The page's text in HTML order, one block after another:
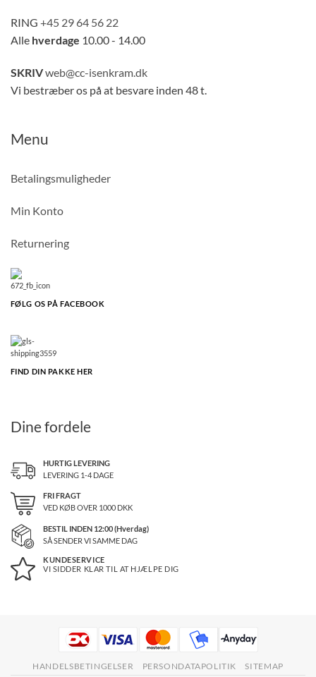
RING +45 29 64 56 22
Alle hverdage 10.00 - 14.00
SKRIVweb@cc-isenkram.dk
Vi bestræber os på at besvare inden 48 t.
Menu
Betalingsmuligheder
Min Konto
Returnering
FØLG OS PÅ FACEBOOK
FIND DIN PAKKE HER
Dine fordele
HURTIG LEVERING
LEVERING 1-4 DAGE
FRI FRAGT
VED KØB OVER 1000DKK
BESTIL INDEN 12:00 (Hverdag)
SÅ SENDER VI SAMME DAG
KUNDESERVICE
VI SIDDER KLAR TIL AT HJÆLPE DIG
HANDELSBETINGELSER PERSONDATAPOLITIK SITEMAP